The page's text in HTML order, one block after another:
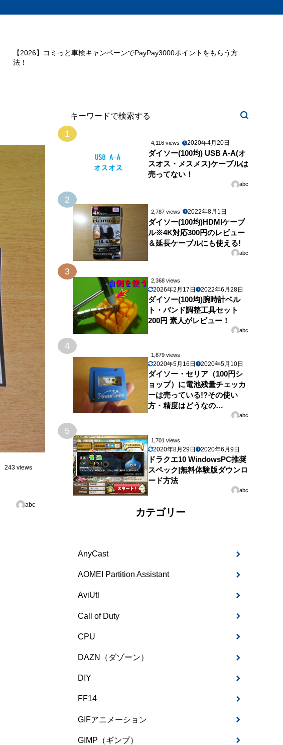
【2026】コミっと車検キャンペーンでPayPay3000ポイントをもらう方
法！
243 views
abc
1
4,116 views 2020年4月20日
ダイソー(100均) USB A-A(オ
スオス・メスメス)ケーブルは
売ってない！
abc
2
2,787 views 2022年8月1日
ダイソー(100均)HDMIケーブ
ル※4K対応300円のレビュー
＆延長ケーブルにも使える!
abc
3
2,368 views
2026年2月17日 2022年6月28日
ダイソー(100均)腕時計ベル
ト・バンド調整工具セット
200円 素人がレビュー！
abc
4
1,879 views
2020年5月16日 2020年5月10日
ダイソー・セリア（100円シ
ョップ）に電池残量チェッカ
ーは売っている!?その使い
方・精度はどうなの…
abc
5
1,701 views
2020年8月29日 2020年6月9日
ドラクエ10 WindowsPC推奨
スペック|無料体験版ダウンロ
ード方法
abc
カテゴリー
AnyCast
AOMEI Partition Assistant
AviUtl
Call of Duty
CPU
DAZN（ダゾーン）
DIY
FF14
GIFアニメーション
GIMP（ギンプ）